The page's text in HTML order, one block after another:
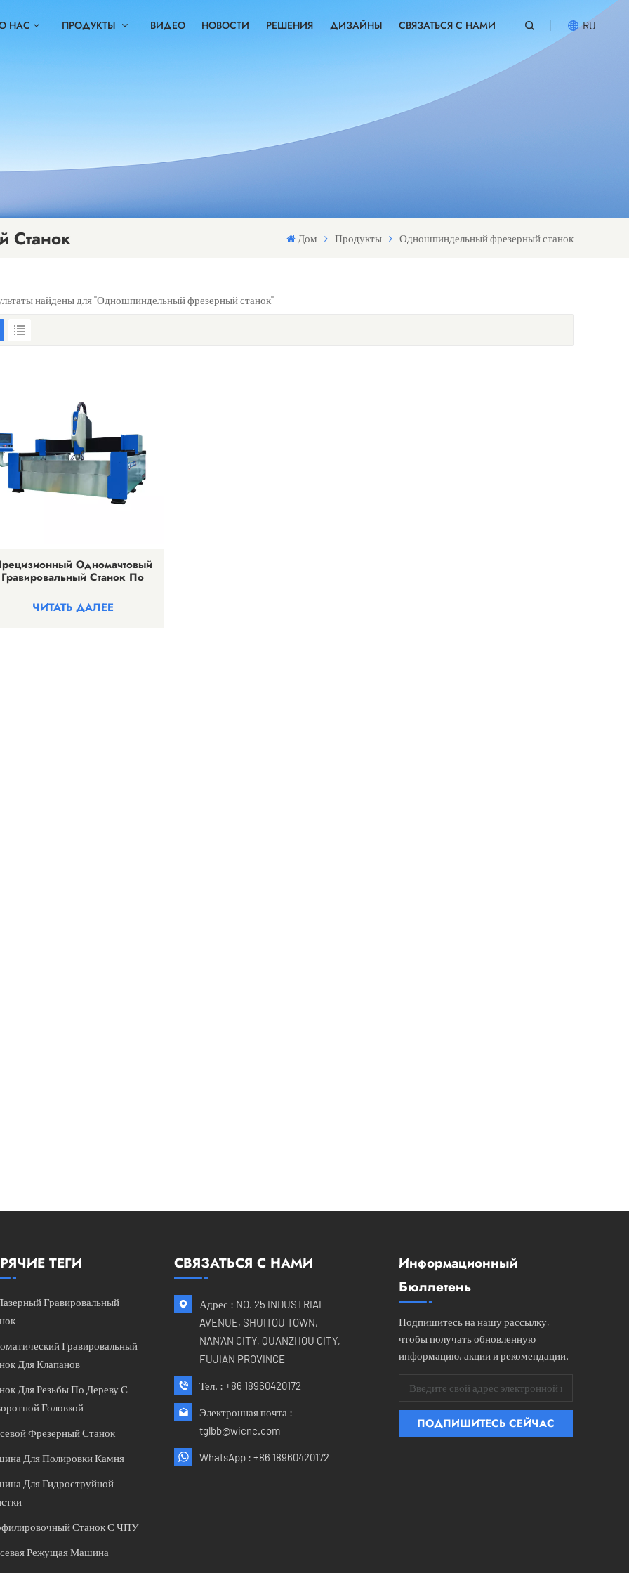
НАС ПРОДУКТЫ ВИДЕО НОВОСТИ РЕШЕНИЯ ДИЗАЙНЫ СВЯЗАТЬСЯ С НАМИ RU
العربية
Станок Дом Продукты Одношпиндельный фрезерный станок
найдены для "Одношпиндельный фрезерный станок"
Одномачтовый
Гравировальный Станок По
ЧИТАТЬ ДАЛЕЕ
ТЕГИ
Гравировальный
Гравировальный
Для Клапанов
Для Резьбы По Дереву С
Головкой
Фрезерный Станок
Для Полировки Камня
Для Гидроструйной
Станок С ЧПУ
Режущая Машина
СВЯЗАТЬСЯ С НАМИ
Адрес : NO. 25 INDUSTRIAL
AVENUE, SHUITOU TOWN,
NAN'AN CITY, QUANZHOU CITY,
FUJIAN PROVINCE
Тел. : +86 18960420172
Электронная почта :
tglbb@wicnc.com
WhatsApp : +86 18960420172
Информационный
Бюллетень
Подпишитесь на нашу рассылку,
чтобы получать обновленную
информацию, акции и рекомендации.